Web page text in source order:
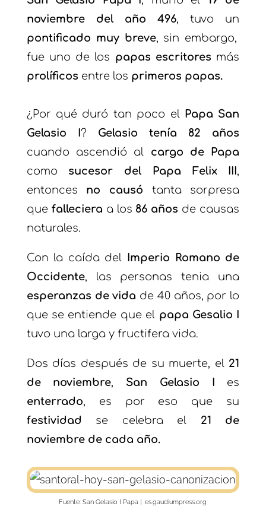
noviembre del año 496, tuvo un
pontificado muy breve, sin embargo,
fue uno de los papas escritores más
prolíficos entre los primeros papas.
¿Por qué duró tan poco el Papa San
Gelasio I? Gelasio tenía 82 años
cuando ascendió al cargo de Papa
como sucesor del Papa Felix III,
entonces no causó tanta sorpresa
quefalleciera a los 86 años de causas
naturales.
Con la caída del Imperio Romano de
Occidente, las personas tenia una
esperanzas de vida de 40 años, por lo
que se entiende que el papa Gesalio I
tuvo una larga y fructifera vida.
Dos días después de su muerte, el 21
de noviembre, San Gelasio I es
enterrado, es por eso que su
festividad se celebra el 21 de
noviembre de cada año.
Fuente:San Gelasio I Papa | es.gaudiumpress.org